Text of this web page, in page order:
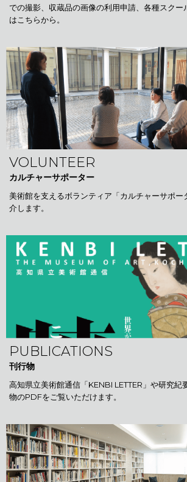
での撮影、収蔵品の画像の利用申請、各種スクー
はこちらから。
VOLUNTEER
カルチャーサポーター
美術館を支えるボランティア「カルチャーサポー
介します。
PUBLICATIONS
刊行物
高知県立美術館通信「KENBI LETTER」や研究紀
物のPDFをご覧いただけます。